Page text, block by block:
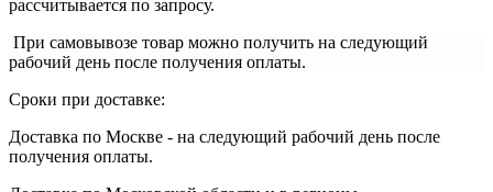
рассчитывается по запросу.
При самовывозе товар можно получить на следующий
рабочий день после получения оплаты.
Сроки при доставке:
Доставка по Москве - на следующий рабочий день после
получения оплаты.